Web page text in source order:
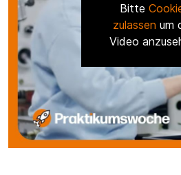
Bitte
zulassen um
Video